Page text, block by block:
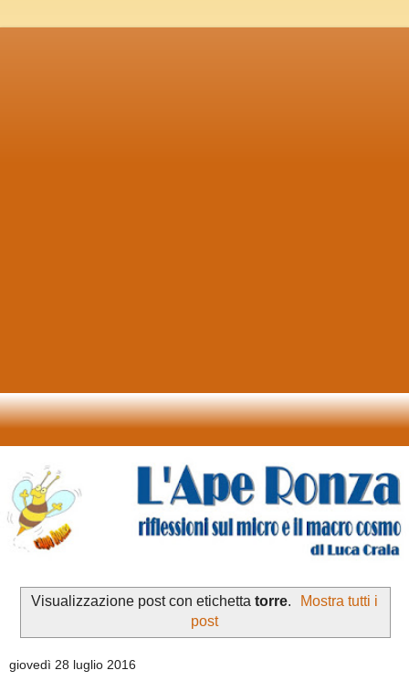
Visualizzazione post con etichetta torre.
Mostra tutti i
post
giovedì 28 luglio 2016